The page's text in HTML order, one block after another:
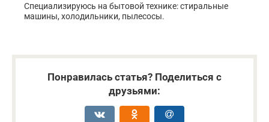
Специализируюсь на бытовой технике: стиральные
машины, холодильники, пылесосы.
Понравилась статья? Поделиться с
друзьями: